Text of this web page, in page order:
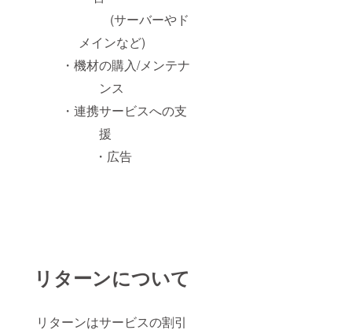
(サーバーやド
メインなど)
・機材の購入/メンテナ
ンス
・連携サービスへの支
援
・広告
リターンについて
リターンはサービスの割引